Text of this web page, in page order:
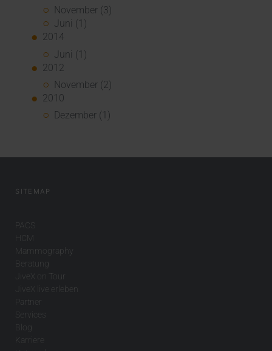
November (3)
Juni (1)
2014
Juni (1)
2012
November (2)
2010
Dezember (1)
SITEMAP
PACS
HCM
Mammography
Beratung
JiveX on Tour
JiveX live erleben
Partner
Services
Blog
Karriere